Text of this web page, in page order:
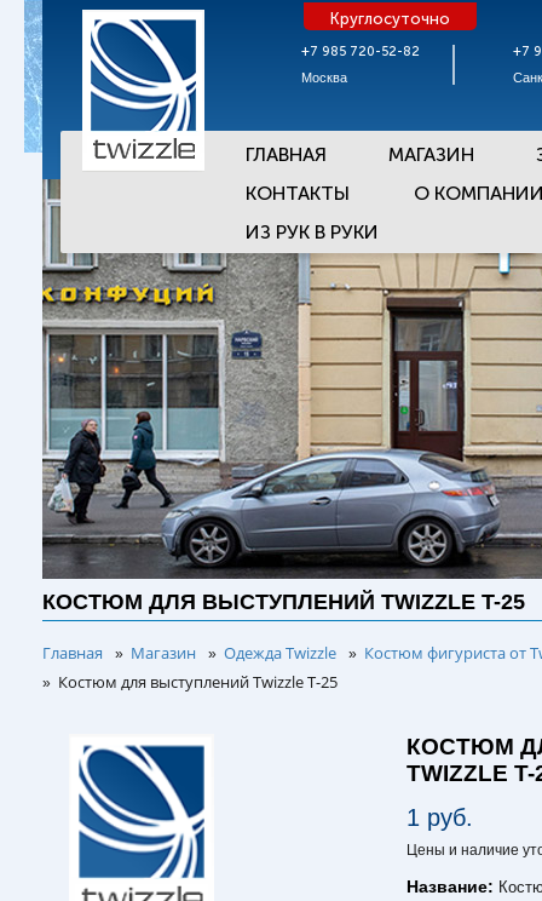
+7 985 720-52-82
Москва
Круглосуточно
+7
ГЛАВНАЯ МАГАЗИН
КОНТАКТЫ
О
ИЗ РУК В РУКИ
КОСТЮМ ДЛЯ ВЫСТУПЛЕНИЙ TWIZZLE T-25
Главная » Магазин » Одежда Twizzle » Костюм фигуриста от
» Костюм для выступлений Twizzle T-25
КОСТЮМ
TWIZZLE T-
1 руб.
Цены и наличие
Название: